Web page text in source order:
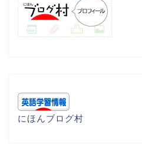
にほんブログ村